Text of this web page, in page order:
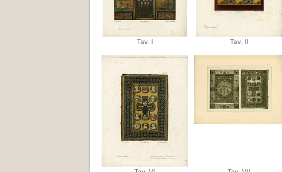
Tav. I Tav. II